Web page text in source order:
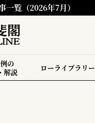
一覧（2026年7月）
の
解説
ローライブラリー